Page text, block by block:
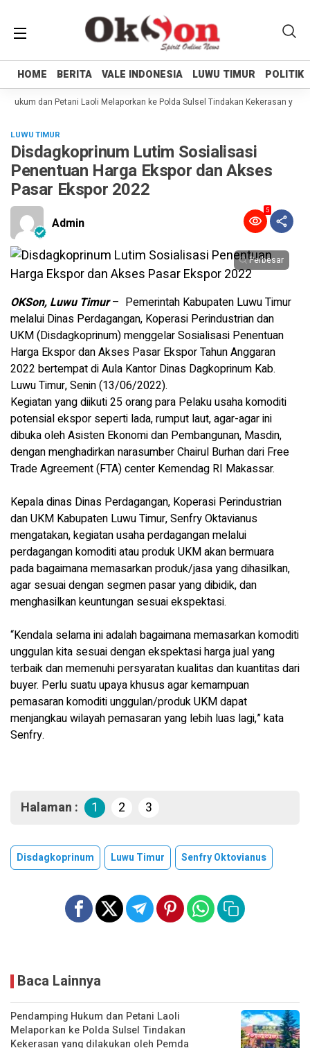
HOME BERITA VALE INDONESIA LUWU TIMUR POLITIK
HOME BERITA VALE INDONESIA LUWU TIMUR POLITIK
Hukum dan Petani Laoli Melaporkan ke Polda Sulsel Tindakan Kekerasan
LUWU TIMUR
Disdagkoprinum Lutim Sosialisasi
Penentuan Harga Ekspor dan Akses
Pasar Ekspor 2022
Admin
5
Perbesar
OKSon, Luwu Timur– Pemerintah Kabupaten Luwu Timur
melalui Dinas Perdagangan, Koperasi Perindustrian dan
UKM (Disdagkoprinum) menggelar Sosialisasi Penentuan
Harga Ekspor dan Akses Pasar Ekspor Tahun Anggaran
2022 bertempat di Aula Kantor Dinas Dagkoprinum Kab.
Luwu Timur, Senin (13/06/2022).
Kegiatan yang diikuti 25 orang para Pelaku usaha komoditi
potensial ekspor seperti lada, rumput laut, agar-agar ini
dibuka oleh Asisten Ekonomi dan Pembangunan, Masdin,
dengan menghadirkan narasumber Chairul Burhan dari Free
Trade Agreement (FTA) center Kemendag RI Makassar.
Kepala dinas Dinas Perdagangan, Koperasi Perindustrian
dan UKM Kabupaten Luwu Timur, Senfry Oktavianus
mengatakan, kegiatan usaha perdagangan melalui
perdagangan komoditi atau produk UKM akan bermuara
pada bagaimana memasarkan produk/jasa yang dihasilkan,
agar sesuai dengan segmen pasar yang dibidik, dan
menghasilkan keuntungan sesuai ekspektasi.
“Kendala selama ini adalah bagaimana memasarkan komoditi
unggulan kita sesuai dengan ekspektasi harga jual yang
terbaik dan memenuhi persyaratan kualitas dan kuantitas dari
buyer. Perlu suatu upaya khusus agar kemampuan
pemasaran komoditi unggulan/produk UKM dapat
menjangkau wilayah pemasaran yang lebih luas lagi,” kata
Senfry.
Halaman : 1 2 3
Disdagkoprinum Luwu Timur Senfry Oktovianus
Baca Lainnya
Pendamping Hukum dan Petani Laoli
Melaporkan ke Polda Sulsel Tindakan
Kekerasan yang dilakukan oleh Pemda